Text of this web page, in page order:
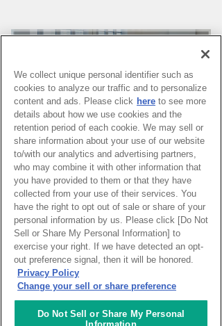
PAGE TOP
HOME > イベントカレンダー
ナレッジキャピタルを知る
We collect unique personal identifier such as
cookies to analyze our traffic and to personalize
content and ads. Please click here to see more
details about how we use cookies and the
retention period of each cookie. We may sell or
share information about your use of our website
to/with our analytics and advertising partners,
who may combine it with other information that
you have provided to them or that they have
collected from your use of their services. You
have the right to opt out of sale or share of your
personal information by us. Please click [Do Not
Sell or Share My Personal Information] to
exercise your right. If we have detected an opt-
out preference signal, then it will be honored.
Privacy Policy
Change your sell or share preference
Do Not Sell or Share My Personal